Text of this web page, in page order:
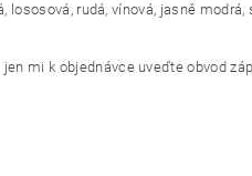
rudá, vínová, jasně
mi k objednávce uveďte obvod